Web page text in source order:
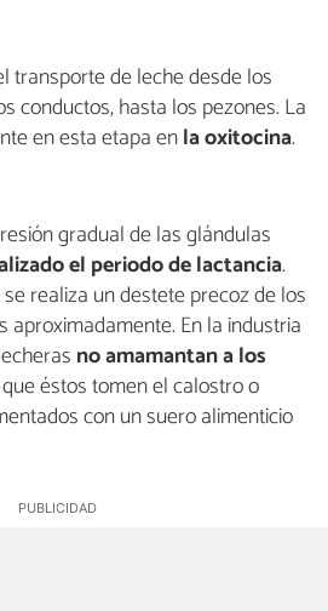
transporte de leche desde los
conductos, hasta los pezones. La
en esta etapa enla oxitocina.
gradual de las glándulas
el periodo de lactancia.
realiza un destete precoz de los
aproximadamente. En la industria
no amamantan a los
éstos tomen el calostro o
con un suero alimenticio